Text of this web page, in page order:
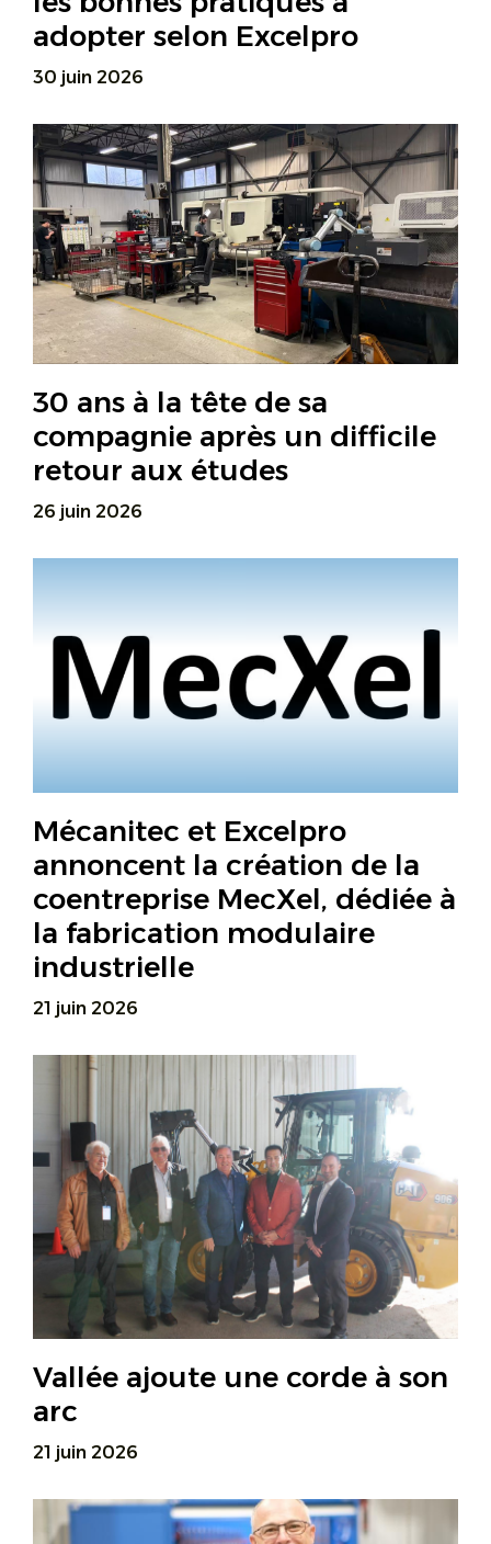
adopter selon Excelpro
30 juin 2026
30 ans à la tête de sa
compagnie après un difficile
retour aux études
26 juin 2026
Mécanitec et Excelpro
annoncent la création de la
coentreprise MecXel, dédiée à
la fabrication modulaire
industrielle
21 juin 2026
Vallée ajoute une corde à son
arc
21 juin 2026